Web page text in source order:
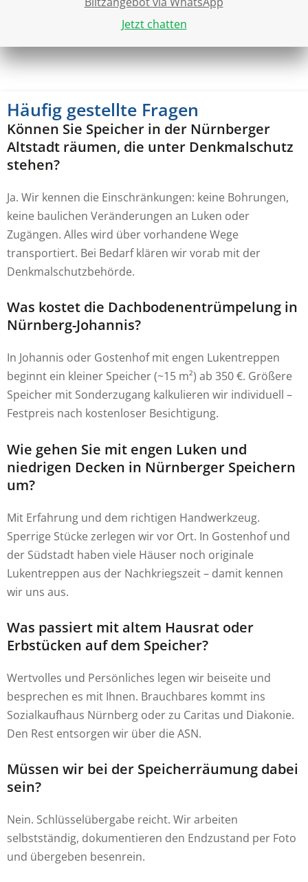
Jetzt chatten
Häufig gestellte Fragen
Können Sie Speicher in der Nürnberger
Altstadt räumen, die unter Denkmalschutz
stehen?
Ja. Wir kennen die Einschränkungen: keine Bohrungen,
keine baulichen Veränderungen an Luken oder
Zugängen. Alles wird über vorhandene Wege
transportiert. Bei Bedarf klären wir vorab mit der
Denkmalschutzbehörde.
Was kostet die Dachbodenentrümpelung in
Nürnberg-Johannis?
In Johannis oder Gostenhof mit engen Lukentreppen
beginnt ein kleiner Speicher (~15 m²) ab 350 €. Größere
Speicher mit Sonderzugang kalkulieren wir individuell –
Festpreis nach kostenloser Besichtigung.
Wie gehen Sie mit engen Luken und
niedrigen Decken in Nürnberger Speichern
um?
Mit Erfahrung und dem richtigen Handwerkzeug.
Sperrige Stücke zerlegen wir vor Ort. In Gostenhof und
der Südstadt haben viele Häuser noch originale
Lukentreppen aus der Nachkriegszeit – damit kennen
wir uns aus.
Was passiert mit altem Hausrat oder
Erbstücken auf dem Speicher?
Wertvolles und Persönliches legen wir beiseite und
besprechen es mit Ihnen. Brauchbares kommt ins
Sozialkaufhaus Nürnberg oder zu Caritas und Diakonie.
Den Rest entsorgen wir über die ASN.
Müssen wir bei der Speicherräumung dabei
sein?
Nein. Schlüsselübergabe reicht. Wir arbeiten
selbstständig, dokumentieren den Endzustand per Foto
und übergeben besenrein.